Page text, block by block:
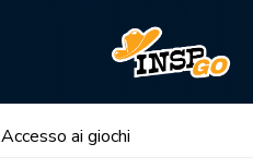
Accesso ai giochi